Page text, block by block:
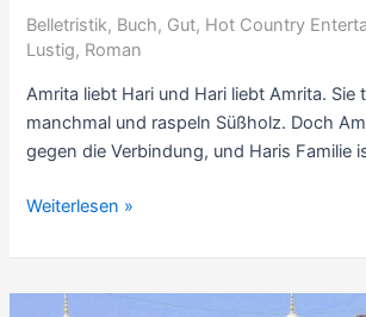
Belletristik, Buch, Gut, Hot Country
Lustig, Roman
Amrita liebt Hari und Hari liebt Amrita. Sie
manchmal und raspeln Süßholz. Doch
gegen die Verbindung, und Haris Familie
Rezension
Roman:
Amrita:
Weiterlesen »